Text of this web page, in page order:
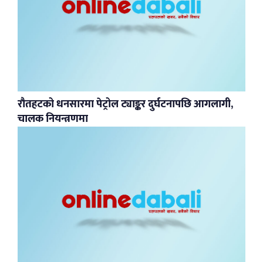
रौतहटको धनसारमा पेट्रोल ट्याङ्कर दुर्घटनापछि आगलागी,
चालक नियन्त्रणमा